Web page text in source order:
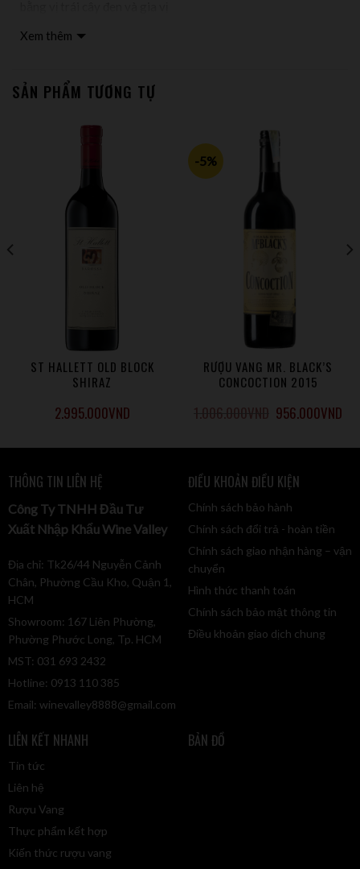
Nhà sản xuất: Small Gully
55 tuổi đời được trồng thưa trên đồng bằng Adelaide, lưu
vực sông Gawler, Barossa Valley – vùng làm vang lâu đời và
Quy trình làm vang: 18 tháng ủ trong thùng gỗ sồi
Xem thêm
SẢN PHẨM TƯƠNG TỰ
ST HALLETT OLD BLOCK
SHIRAZ
2.995.000VND
-5%
RƯỢU VANG MR. BLACK’S
CONCOCTION 2015
956.000VND
THÔNG TIN LIÊN HỆ
Công Ty TNHH Đầu Tư
Xuất Nhập Khẩu Wine Valley
Địa chỉ: Tk26/44 Nguyễn Cảnh
Chân, Phường Cầu Kho, Quận 1,
HCM
Showroom: 167 Liên Phường,
Phường Phước Long, Tp. HCM
MST: 031 693 2432
Hotline: 0913 110 385
Email: winevalley8888@gmail.com
ĐIỀU KHOẢN ĐIỀU KIỆN
Chính sách bảo hành
Chính sách đổi trả - hoàn tiền
Chính sách giao nhận hàng – vận
chuyển
Hình thức thanh toán
Chính sách bảo mật thông tin
Điều khoản giao dịch chung
LIÊN KẾT NHANH
Tin tức
Liên hệ
Rượu Vang
Thực phẩm kết hợp
Kiến thức rượu vang
BẢN ĐỒ